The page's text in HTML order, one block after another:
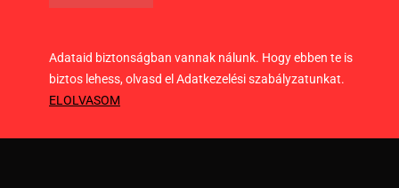
Adataid biztonságban vannak nálunk. Hogy ebben te is
biztos lehess, olvasd el Adatkezelési szabályzatunkat.
ELOLVASOM